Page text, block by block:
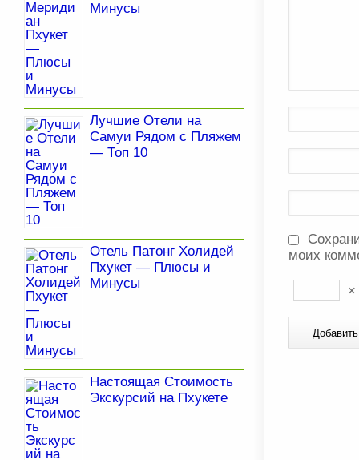
моих
×
Минусы
Лучшие Отели на
Самуи Рядом с Пляжем
— Топ 10
Отель Патонг Холидей
Пхукет — Плюсы и
Минусы
Настоящая Стоимость
Экскурсий на Пхукете